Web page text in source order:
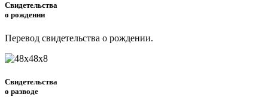
Свидетельства
о рождении
Перевод свидетельства о рождении.
Свидетельства
о разводе